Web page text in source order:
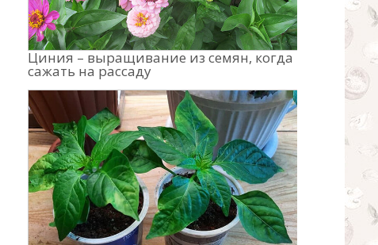
Циния – выращивание из семян, когда
сажать на рассаду